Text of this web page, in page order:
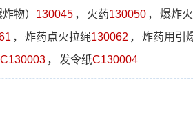
物） 130045 ， 火药130050 ， 爆炸
， 炸药点火拉绳130062 ，
炸药用引
C130003 ， 发令纸C130004